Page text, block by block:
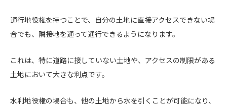
通行地役権を持つことで、自分の土地に直接アクセスできない場
合でも、隣接地を通って通行できるようになります。
これは、特に道路に接していない土地や、アクセスの制限がある
土地において大きな利点です。
水利地役権の場合も、他の土地から水を引くことが可能になり、